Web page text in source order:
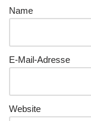
Name
E-Mail-Adresse
Website